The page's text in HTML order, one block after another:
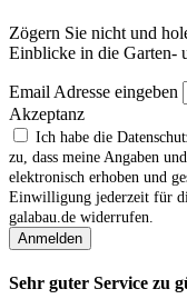
Zögern Sie nicht und
Einblicke in die Garten-
Email Adresse eingeben
Akzeptanz
Ich habe die
zu, dass meine Angaben
elektronisch erhoben und
Einwilligung jederzeit für
galabau.de widerrufen.
Anmelden
Sehr guter Service zu